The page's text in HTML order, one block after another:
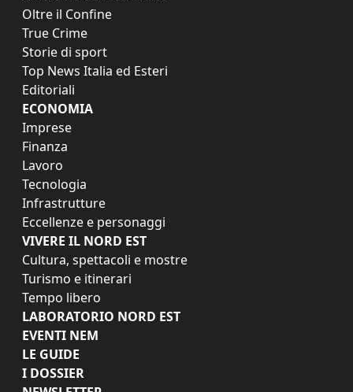
Oltre il Confine
True Crime
Storie di sport
Top News Italia ed Esteri
Editoriali
ECONOMIA
Imprese
Finanza
Lavoro
Tecnologia
Infrastrutture
Eccellenze e personaggi
VIVERE IL NORD EST
Cultura, spettacoli e mostre
Turismo e itinerari
Tempo libero
LABORATORIO NORD EST
EVENTI NEM
LE GUIDE
I DOSSIER